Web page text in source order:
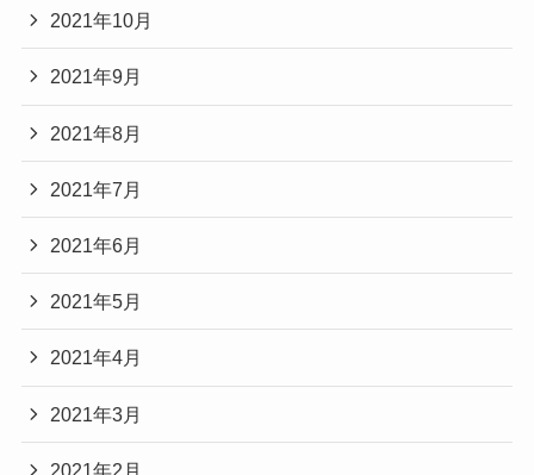
2021年10月
2021年9月
2021年8月
2021年7月
2021年6月
2021年5月
2021年4月
2021年3月
2021年2月